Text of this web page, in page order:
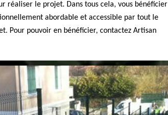
réaliser le projet. Dans tous cela, vous bénéficier
abordable et accessible par tout le
Pour pouvoir en bénéficier, contactez Artisan